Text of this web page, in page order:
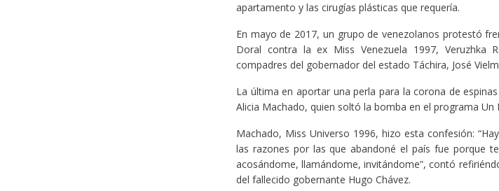
apartamento y las cirugías plásticas que requería.
En mayo de 2017, un grupo de venezolanos protestó
Doral contra la ex Miss Venezuela 1997, Veruzhka
compadres del gobernador del estado Táchira, José
La última en aportar una perla para la corona de
Alicia Machado, quien soltó la bomba en el programa Un
Machado, Miss Universo 1996, hizo esta confesión:
las razones por las que abandoné el país fue porque
acosándome, llamándome, invitándome”, contó
del fallecido gobernante Hugo Chávez.